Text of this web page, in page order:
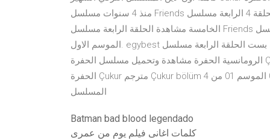
منذ 4 سنوات مسلسل Friends الموسم التاسع الحلقة 4 الرابعة مسلسل Catastrophe الموسم 1 الاول الحلقة 5
الخامسة مشاهدة الحلقة الرابعة مسلسل Friends الموسم الاول مترجمة ايجي بست الحلقة الرابعة مسلسل Friends
الموسم الاول. egybest ايجي بست الحلقة الرابعة مسلسل Friends الموسم الاول أصدقاء مسلسل الكوميديا و
الرومانسية الحفرة مشاهدة وتحميل مسلسل الحفرة Çukur الموسم الاول الحلقة 4 الرابعة hd اون لاين مترجمة مسلسل
الحفرة Çukur مترجم Çukur bölüm 4 جودة عالية على موقع شوف برو مشاهدة وتحميل الحلقة 04 الموسم 01 من
المسلسل
Batman bad blood legendado
كلمات اغانى فيلم يوم من عمرى